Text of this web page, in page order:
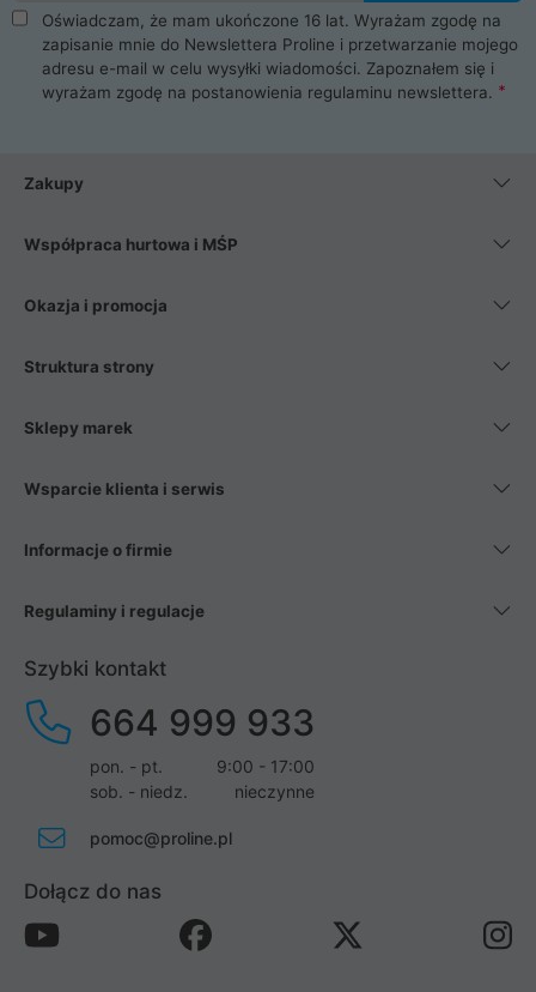
takie jak procesory, karty graficzne, płyty główne, pamięci,
dyski SSD, M.2 oraz HDD. Nasi pracownicy pomogą Ci wybrać
najlepszy zasilacz komputerowy oraz obudowę do komputera.
Poza komputerami mamy również najlepsze na rynku
Smartfony takich producentów jak Xiaomi, Apple, Samsung i
wentylatory. Na koniec mając już to wszystko, możesz
Oświadczam, że mam ukończone 16 lat. Wyrażam zgodę na
zapisanie mnie do Newslettera Proline i przetwarzanie mojego
adresu e-mail w celu wysyłki wiadomości. Zapoznałem się i
wyrażam zgodę na postanowienia regulaminu newslettera.
Zakupy
Współpraca hurtowa i MŚP
Okazja i promocja
Struktura strony
Sklepy marek
Wsparcie klienta i serwis
Informacje o firmie
Regulaminy i regulacje
Szybki kontakt
664 999 933
pon. - pt.
9:00 - 17:00
sob. - niedz.
nieczynne
pomoc@proline.pl
Dołącz do nas